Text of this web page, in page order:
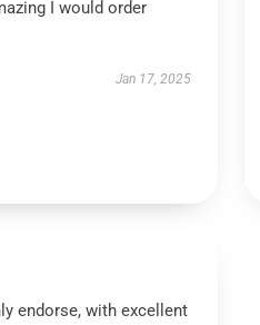
I would order
Jan 17, 2025
endorse, with excellent